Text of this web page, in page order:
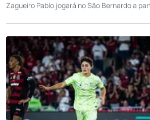
Zagueiro Pablo jogará no São Bernardo a